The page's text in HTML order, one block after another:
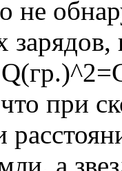
не
при